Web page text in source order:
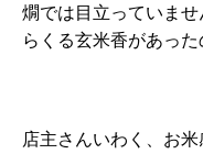
燗では目立っていま
らくる玄米香があった
店主さんいわく、お